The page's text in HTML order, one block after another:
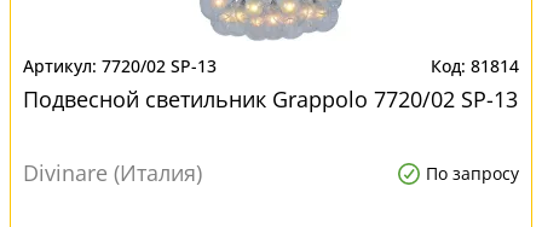
7720/02 SP-13 81814
Подвесной светильник Grappolo 7720/02 SP-13
Divinare (Италия) По запросу